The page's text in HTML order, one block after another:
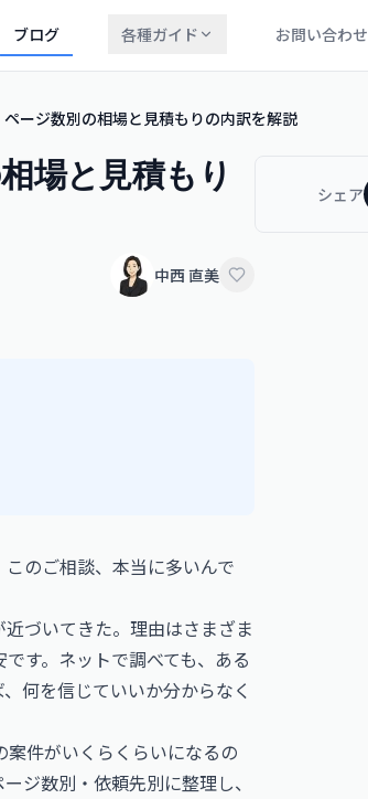
ブログ 各種ガイド お問い合わせ
ージ数別の相場と見積もりの内訳を解説
場と見積もり
中西 直美
のご相談、本当に多いんで
づいてきた。理由はさまざま
す。ネットで調べても、ある
何を信じていいか分からなく
件がいくらくらいになるの
ジ数別・依頼先別に整理し、
シェア